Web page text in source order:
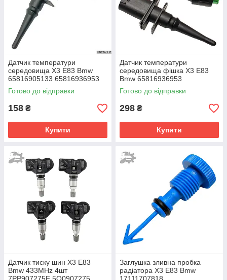
Датчик температури
середовища X3 E83 Bmw
65816905133 65816936953
65810141199 65810149842
Готово до відправки
158 ₴
Купити
Датчик температури
середовища фішка X3 E83
Bmw 65816936953
65816905133 65810149842
Готово до відправки
298 ₴
Купити
Датчик тиску шин X3 E83
Bmw 433MHz 4шт
Заглушка зливна пробка
радіатора X3 E83 Bmw